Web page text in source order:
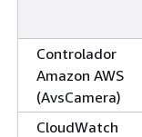
Controlador
Amazon AWS
(AvsCamera)
CloudWatch